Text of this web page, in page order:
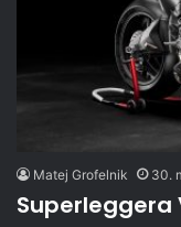
Matej Grofelnik 30.
Superleggera